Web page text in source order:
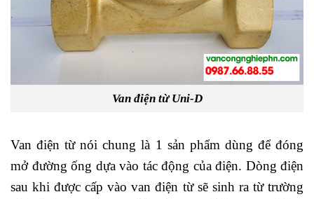
Van điện từ Uni-D
Van điện từ nói chung là 1 sản phẩm dùng để đóng
mở đường ống dựa vào tác động của điện. Dòng điện
sau khi được cấp vào van điện từ sẽ sinh ra từ trường